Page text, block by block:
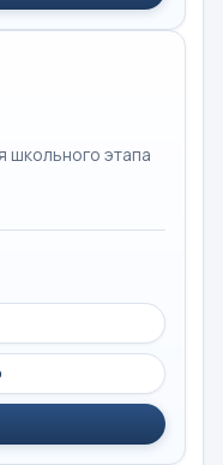
школьного этапа